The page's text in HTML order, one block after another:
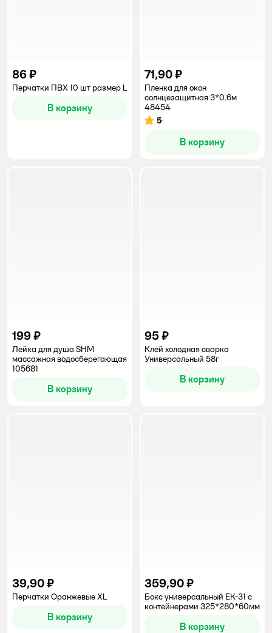
86 ₽
Перчатки ПВХ 10 шт размер L
В корзину
71,90 ₽
Пленка для окон
солнцезащитная 3*0.6м
48454
Рейтинг:
5
В корзину
199 ₽
Лейка для душа SHM
массажная водосберегающая
105681
В корзину
95 ₽
Клей холодная сварка
Универсальный 58г
В корзину
39,90 ₽
Перчатки Оранжевые XL
В корзину
359,90 ₽
Бокс универсальный EK-31 с
контейнерами 325*280*60мм
В корзину